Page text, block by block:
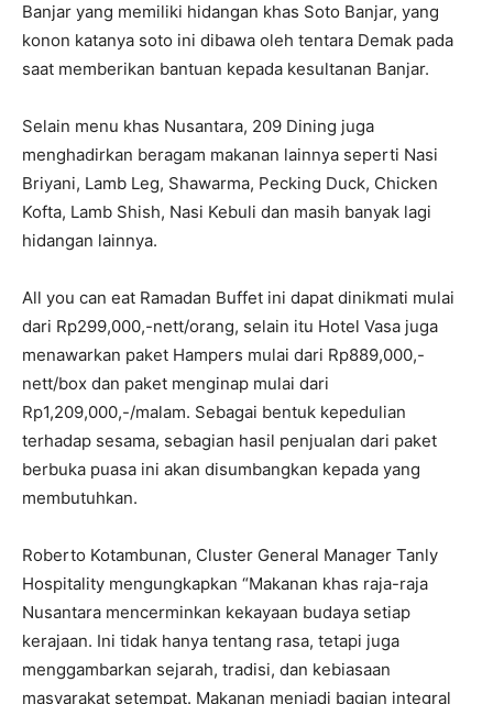
Banjar yang memiliki hidangan khas Soto Banjar, yang
konon katanya soto ini dibawa oleh tentara Demak pada
saat memberikan bantuan kepada kesultanan Banjar.
Selain menu khas Nusantara, 209 Dining juga
menghadirkan beragam makanan lainnya seperti Nasi
Briyani, Lamb Leg, Shawarma, Pecking Duck, Chicken
Kofta, Lamb Shish, Nasi Kebuli dan masih banyak lagi
hidangan lainnya.
All you can eat Ramadan Buffet ini dapat dinikmati mulai
dari Rp299,000,-nett/orang, selain itu Hotel Vasa juga
menawarkan paket Hampers mulai dari Rp889,000,-
nett/box dan paket menginap mulai dari
Rp1,209,000,-/malam. Sebagai bentuk kepedulian
terhadap sesama, sebagian hasil penjualan dari paket
berbuka puasa ini akan disumbangkan kepada yang
membutuhkan.
Roberto Kotambunan, Cluster General Manager Tanly
Hospitality mengungkapkan “Makanan khas raja-raja
Nusantara mencerminkan kekayaan budaya setiap
kerajaan. Ini tidak hanya tentang rasa, tetapi juga
menggambarkan sejarah, tradisi, dan kebiasaan
masyarakat setempat. Makanan menjadi bagian integral